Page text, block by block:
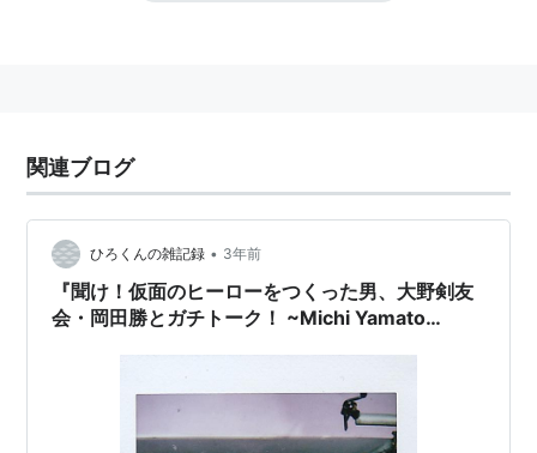
光路郎全7巻（小学館）
俺たちのフィールド全34巻+外伝（小学館）
佃島パイレーツ 全2巻（小学館）
全19巻（講談社）
関連ブログ
ひろくんの雑記録 • 3年前
『聞け！仮面のヒーローをつくった男、大野剣友
会・岡田勝とガチトーク！ ~Michi Yamato